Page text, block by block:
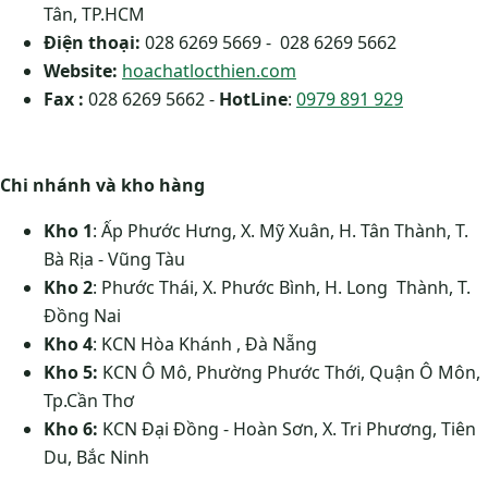
Tân, TP.HCM
Điện thoại: 028 6269 5669 - 028 6269 5662
Website: hoachatlocthien.com
Fax : 028 6269 5662 - HotLine: 0979 891 929
Chi nhánh và kho hàng
Kho 1: Ấp Phước Hưng, X. Mỹ Xuân, H. Tân Thành, T.
Bà Rịa - Vũng Tàu
Kho 2: Phước Thái, X. Phước Bình, H. Long Thành, T.
Đồng Nai
Kho 4: KCN Hòa Khánh , Đà Nẵng
Kho 5: KCN Ô Mô, Phường Phước Thới, Quận Ô Môn,
Tp.Cần Thơ
Kho 6: KCN Đại Đồng - Hoàn Sơn, X. Tri Phương, Tiên
Du, Bắc Ninh